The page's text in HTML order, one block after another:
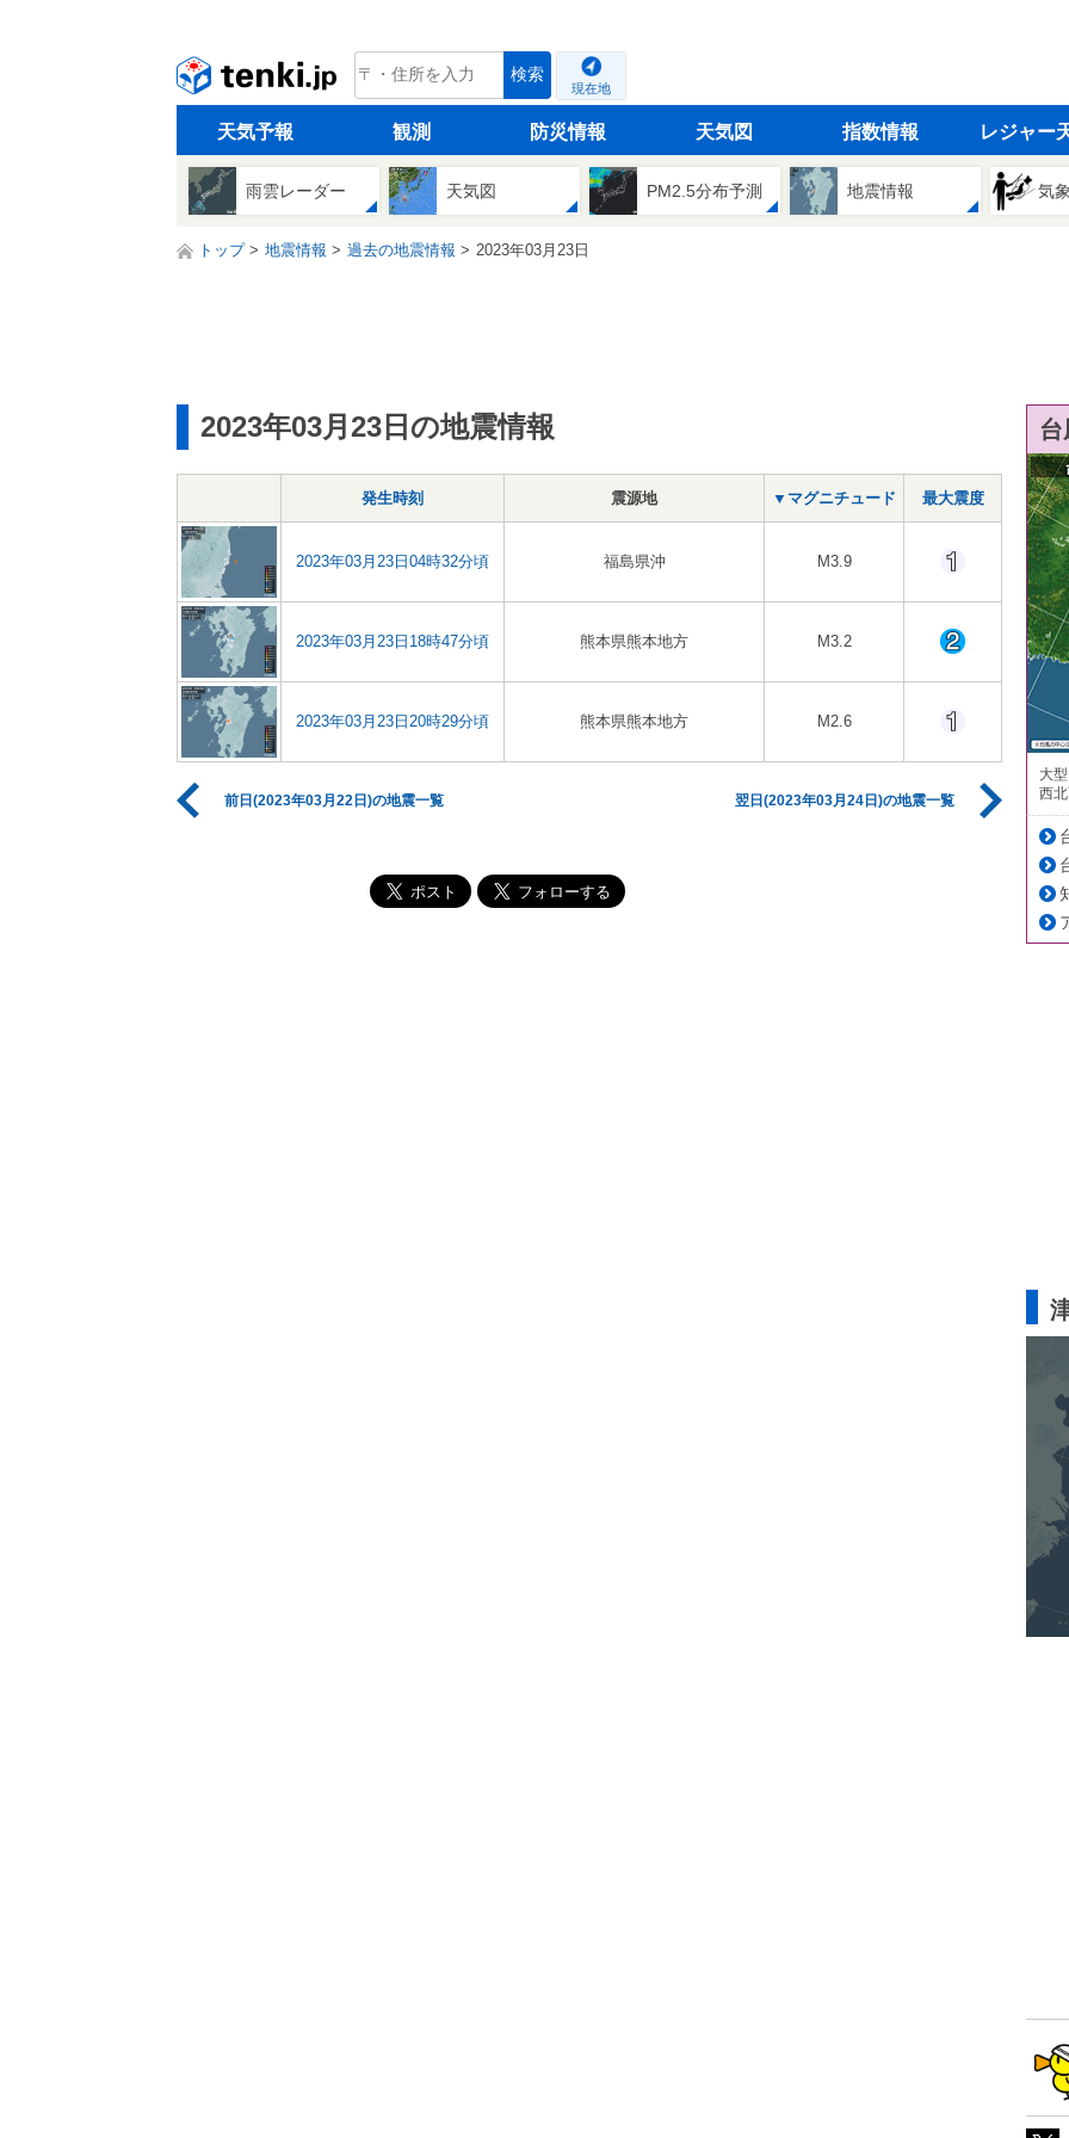
tenki.jp 検索
現在地
天気予報 観測 防災情報 天気図 指数情報 レジャー
雨雲レーダー 天気図 PM2.5分布予測 地震情報 気
トップ 地震情報 過去の地震情報 2023年03月23日
2023年03月23日の地震情報
発生時刻 震源地 ▼マグニチュード 最大震度
2023年03月23日04時32分頃 福島県沖 M3.9
2023年03月23日18時47分頃 熊本県熊本地方 M3.2
2023年03月23日20時29分頃 熊本県熊本地方 M2.6
前日(2023年03月22日)の地震一覧 翌日(2023年03月24日)の地震一覧
大
西